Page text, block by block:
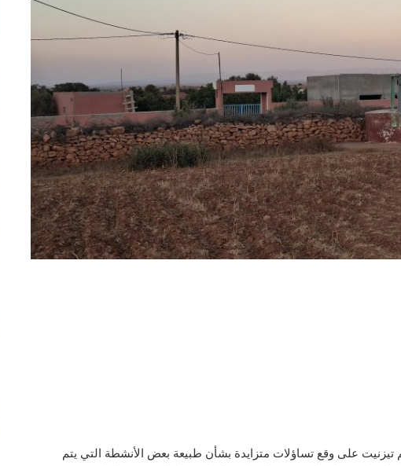
تيزنيت على وقع تساؤلات متزايدة بشأن طبيعة بعض الأنشطة التي يتم